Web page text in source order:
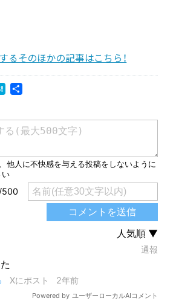
るそのほかの記事はこちら！
Hatena
共